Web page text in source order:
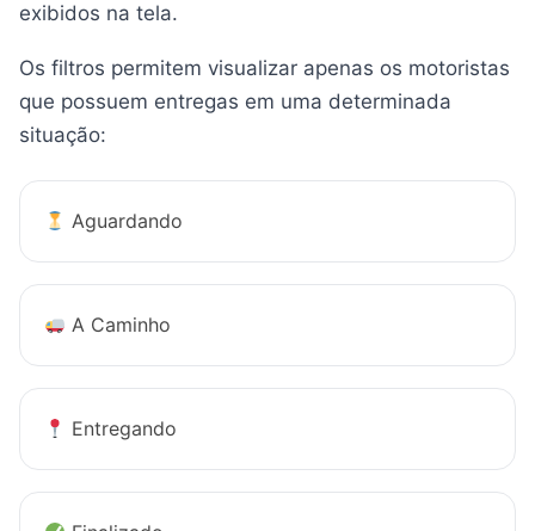
exibidos na tela.
Os filtros permitem visualizar apenas os motoristas
que possuem entregas em uma determinada
situação:
Aguardando
A Caminho
Entregando